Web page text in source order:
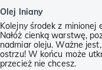
Olej lniany
Kolejny środek z minionej
Nałóż cienką warstwę,
nadmiar oleju. Ważne
ostrzu! W końcu może
przecież nie chcesz.